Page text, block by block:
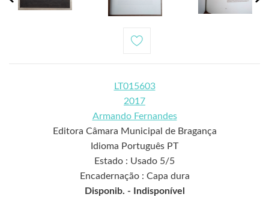
LT015603
2017
Armando Fernandes
Editora Câmara Municipal de Bragança
Idioma Português PT
Estado : Usado 5/5
Encadernação : Capa dura
Disponib. -
Indisponível